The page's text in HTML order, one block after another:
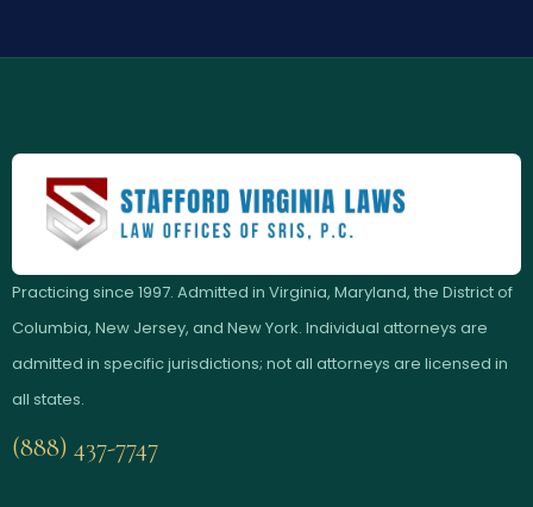
Practicing since 1997. Admitted in Virginia, Maryland, the District of
Columbia, New Jersey, and New York. Individual attorneys are
admitted in specific jurisdictions; not all attorneys are licensed in
all states.
(888) 437-7747